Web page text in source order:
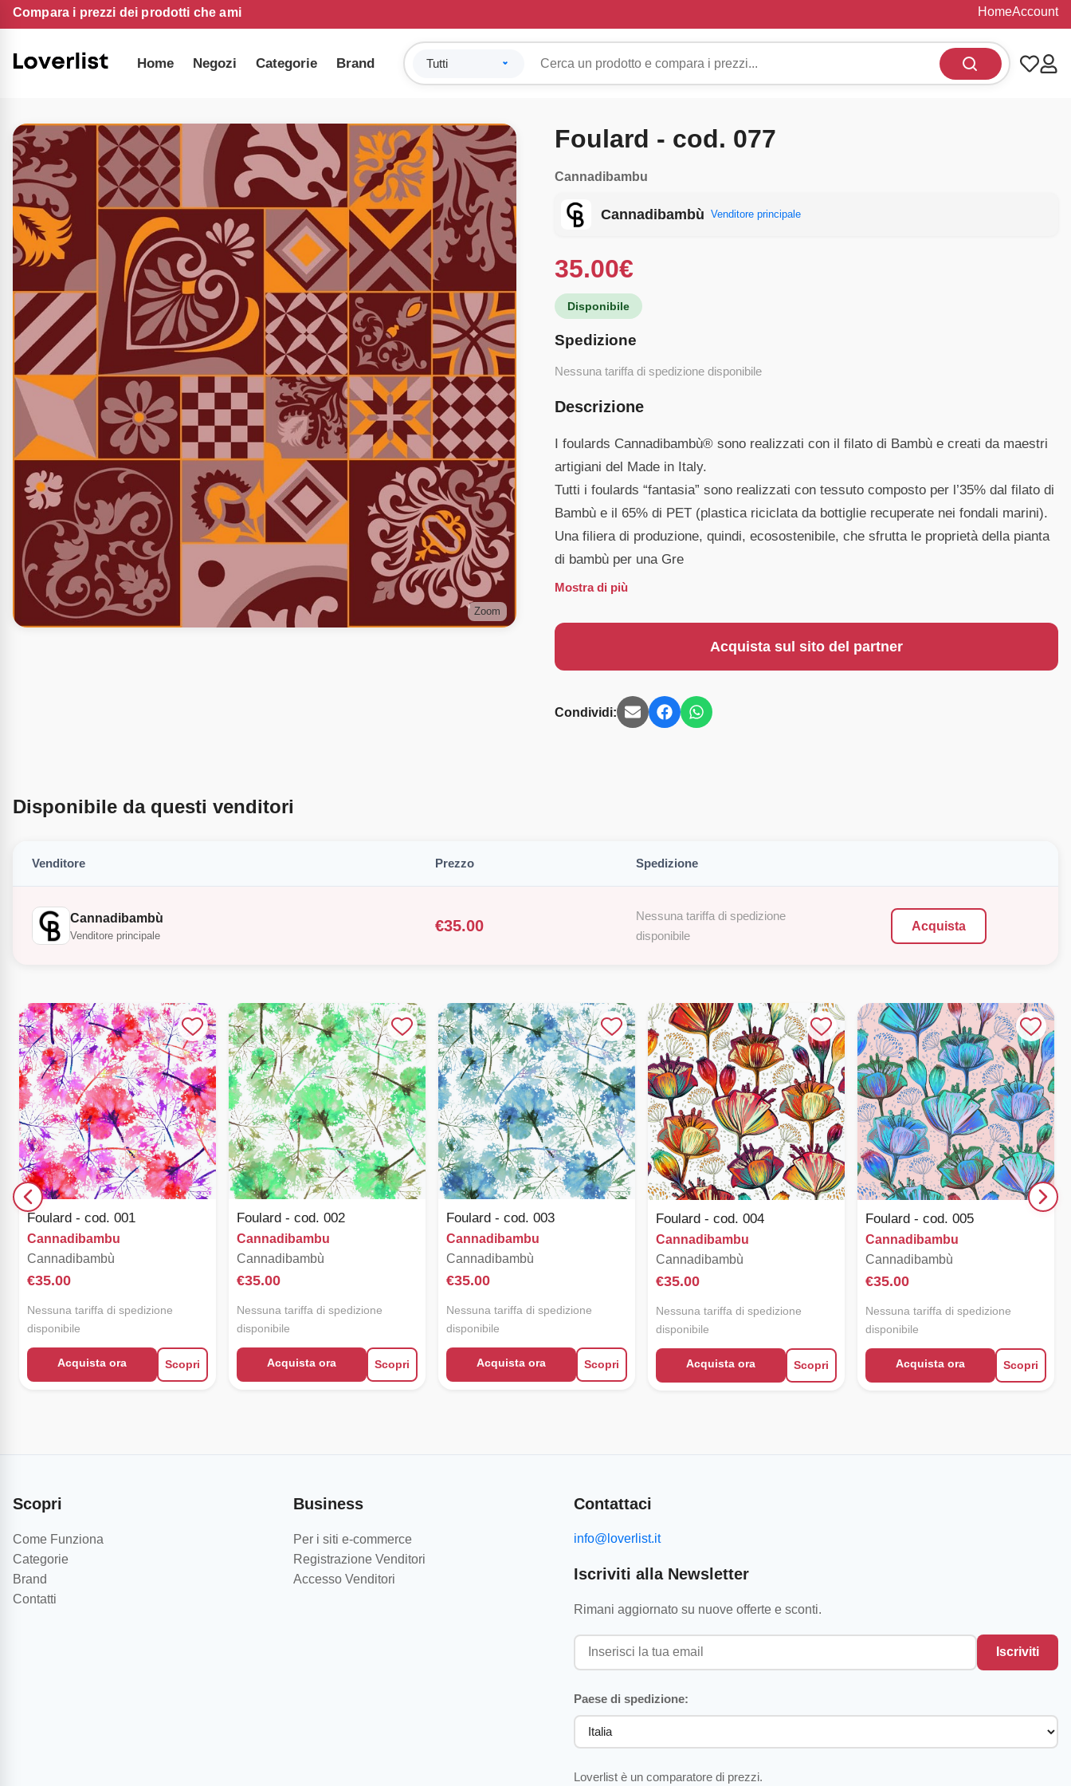
Compara i prezzi dei prodotti che ami HomeAccount
Home Negozi Categorie Brand
Zoom
Foulard - cod. 077
Cannadibambu
Cannadibambù Venditore principale
35.00€
Disponibile
Spedizione
Nessuna tariffa di spedizione disponibile
Descrizione
I foulards Cannadibambù® sono realizzati con il filato di Bambù e creati da maestri
artigiani del Made in Italy.
Tutti i foulards “fantasia” sono realizzati con tessuto composto per l’35% dal filato di
Bambù e il 65% di PET (plastica riciclata da bottiglie recuperate nei fondali marini).
Una filiera di produzione, quindi, ecosostenibile, che sfrutta le proprietà della pianta
di bambù per una Gre
Mostra di più
Acquista sul sito del partner
Condividi:
Disponibile da questi venditori
Venditore Prezzo Spedizione
Cannadibambù
Venditore principale
€35.00
Nessuna tariffa di spedizione
disponibile
Acquista
Foulard - cod. 001
Cannadibambu
Cannadibambù
€35.00
Nessuna tariffa di spedizione
disponibile
Acquista ora Scopri
Foulard - cod. 002
Cannadibambu
Cannadibambù
€35.00
Nessuna tariffa di spedizione
disponibile
Acquista ora Scopri
Foulard - cod. 003
Cannadibambu
Cannadibambù
€35.00
Nessuna tariffa di spedizione
disponibile
Acquista ora Scopri
Foulard - cod. 004
Cannadibambu
Cannadibambù
€35.00
Nessuna tariffa di spedizione
disponibile
Acquista ora Scopri
Foulard - cod. 005
Cannadibambu
Cannadibambù
€35.00
Nessuna tariffa di spedizione
disponibile
Acquista ora Scopri
Scopri
Come Funziona
Categorie
Brand
Contatti
Business
Per i siti e-commerce
Registrazione Venditori
Accesso Venditori
Contattaci
info@loverlist.it
Iscriviti alla Newsletter
Rimani aggiornato su nuove offerte e sconti.
Iscriviti
Paese di spedizione:
Loverlist è un comparatore di prezzi.